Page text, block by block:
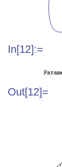
In[12]:=
Out[12]=